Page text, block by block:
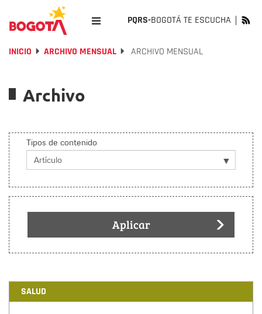
PQRS-BOGOTÁ TE ESCUCHA
INICIO ARCHIVO MENSUAL ARCHIVO MENSUAL
Archivo
Tipos de contenido
Aplicar
SALUD